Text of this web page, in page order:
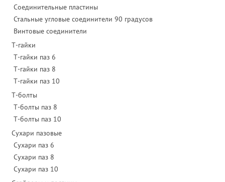
Соединительные пластины
Стальные угловые соединители 90 градусов
Винтовые соединители
Т-гайки
Т-гайки паз 6
Т-гайки паз 8
Т-гайки паз 10
Т-болты
Т-болты паз 8
Т-болты паз 10
Сухари пазовые
Сухари паз 6
Сухари паз 8
Сухари паз 10